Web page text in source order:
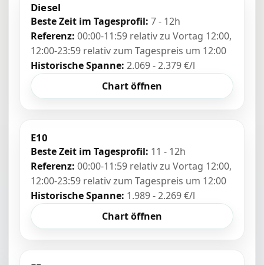
Diesel
Beste Zeit im Tagesprofil: 7 - 12h
Referenz: 00:00-11:59 relativ zu Vortag 12:00,
12:00-23:59 relativ zum Tagespreis um 12:00
Historische Spanne: 2.069 - 2.379 €/l
Chart öffnen
E10
Beste Zeit im Tagesprofil: 11 - 12h
Referenz: 00:00-11:59 relativ zu Vortag 12:00,
12:00-23:59 relativ zum Tagespreis um 12:00
Historische Spanne: 1.989 - 2.269 €/l
Chart öffnen